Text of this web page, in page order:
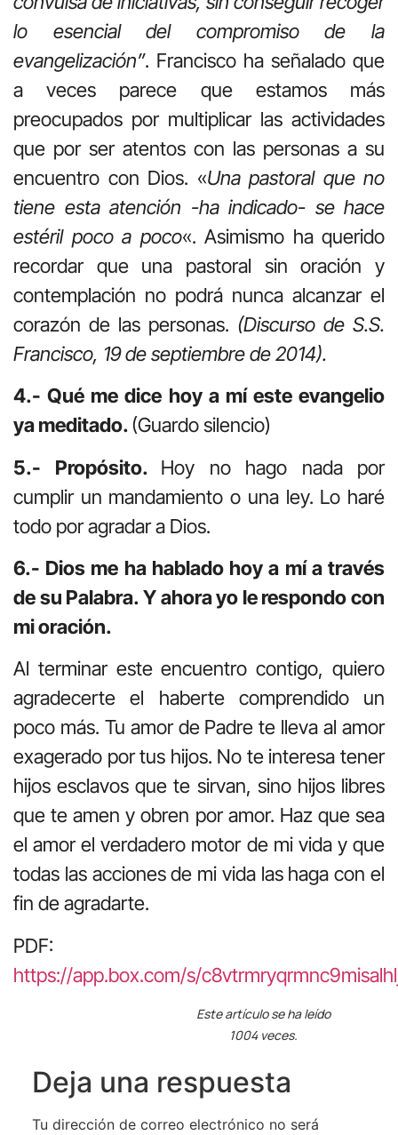
lo esencial del compromiso de la
evangelización”. Francisco ha señalado que
a veces parece que estamos más
preocupados por multiplicar las actividades
que por ser atentos con las personas a su
encuentro con Dios. «Una pastoral que no
tiene esta atención -ha indicado- se hace
estéril poco a poco«. Asimismo ha querido
recordar que una pastoral sin oración y
contemplación no podrá nunca alcanzar el
corazón de las personas. (Discurso de S.S.
Francisco, 19 de septiembre de 2014).
4.- Qué me dice hoy a mí este evangelio
ya meditado.(Guardo silencio)
5.- Propósito. Hoy no hago nada por
cumplir un mandamiento o una ley. Lo haré
todo por agradar a Dios.
6.- Dios me ha hablado hoy a mí a través
de su Palabra. Y ahora yo le respondo con
mi oración.
Al terminar este encuentro contigo, quiero
agradecerte el haberte comprendido un
poco más. Tu amor de Padre te lleva al amor
exagerado por tus hijos. No te interesa tener
hijos esclavos que te sirvan, sino hijos libres
que te amen y obren por amor. Haz que sea
el amor el verdadero motor de mi vida y que
todas las acciones de mi vida las haga con el
fin de agradarte.
PDF:
https://app.box.com/s/
Este artículo se ha leído
1004 veces.
Deja una respuesta
Tu dirección de correo electrónico no será